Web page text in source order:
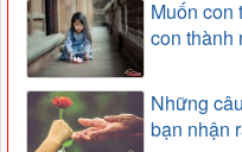
Muốn con
con thành
Những
bạn nhận